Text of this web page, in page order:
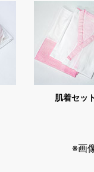
肌着セッ
※画